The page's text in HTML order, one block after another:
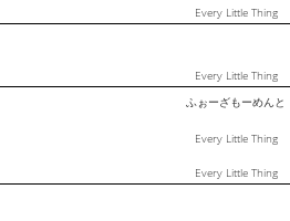
Every Little Thing
Every Little Thing
ふぉーざもーめんと
Every Little Thing
Every Little Thing